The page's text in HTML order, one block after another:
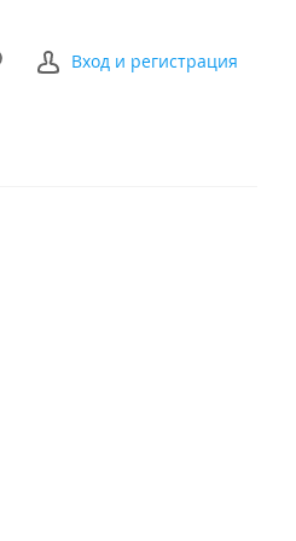
Вход и регистрация